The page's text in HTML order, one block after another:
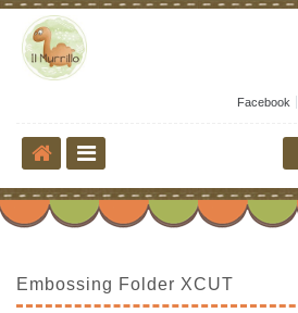
Facebook
Embossing Folder XCUT